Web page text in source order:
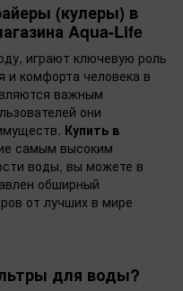
(кулеры) в
Aqua-Life
играют ключевую роль
и комфорта человека в
важным
они
Купить в
самым высоким
воды, вы можете в
обширный
от лучших в мире
для воды?